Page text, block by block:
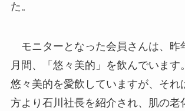
た。
モニターとなった会員さんは、昨
月間、「悠々美的」を飲んでいます
悠々美的を愛飲していますが、それ
方より石川社長を紹介され、肌の老